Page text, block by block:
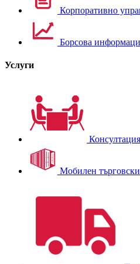
Корпоративно
Борсова
Услуги
Мобилен